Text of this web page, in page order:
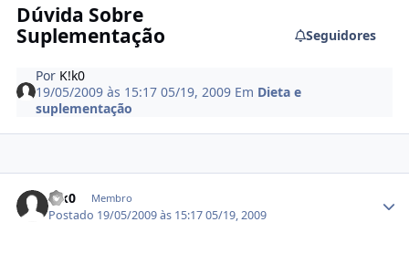
Dúvida Sobre
Suplementação
Seguidores
Por K!k0
19/05/2009 às 15:1705/19, 2009 Em Dieta e
suplementação
K!k0 Membro
Postado 19/05/2009 às 15:1705/19, 2009